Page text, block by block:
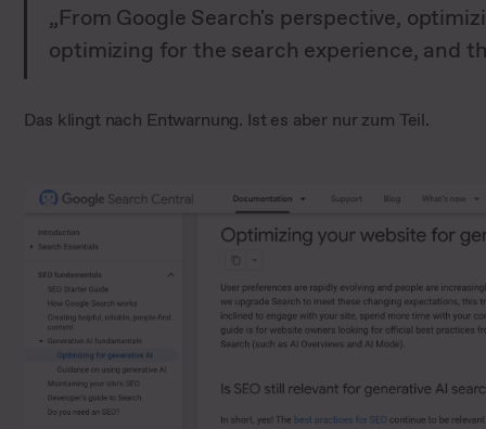
„From Google Search's perspective,
optimizing for the search experience, and
Das klingt nach Entwarnung. Ist es aber nur zum Teil.